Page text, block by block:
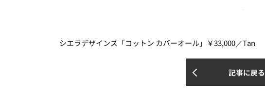
シエラデザインズ「コットン カバーオール」￥33,000／Tan
記事に戻る